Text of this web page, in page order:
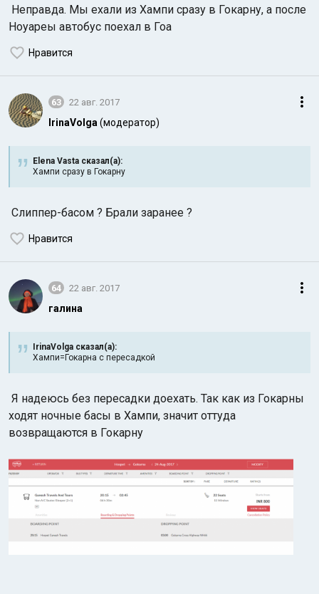
Неправда. Мы ехали из Хампи сразу в Гокарну, а после
Ноуареы автобус поехал в Гоа
Нравится
63 22 авг. 2017
IrinaVolga (модератор)
Elena Vasta сказал(а):
Хампи сразу в Гокарну
Слиппер-басом ? Брали заранее ?
Нравится
64 22 авг. 2017
галина
IrinaVolga сказал(а):
Хампи=Гокарна с пересадкой
Я надеюсь без пересадки доехать. Так как из Гокарны
ходят ночные басы в Хампи, значит оттуда
возвращаются в Гокарну